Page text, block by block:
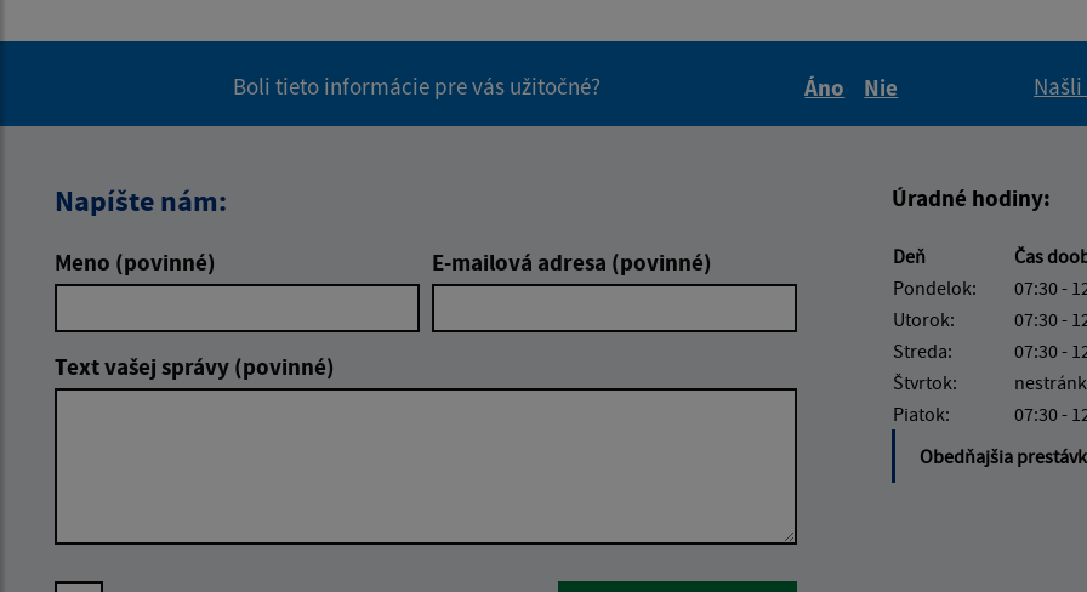
Boli tieto informácie pre vás užitočné?
Áno
Nie
Napíšte nám:
Meno (povinné) E-mailová adresa (povinné)
Text vašej správy (povinné)
Úradné hodiny:
Deň Čas
Pondelok:
07:30 -
Utorok:
07:30 -
Streda:
07:30 -
Štvrtok:
Piatok:
07:30 -
Obedňajšia